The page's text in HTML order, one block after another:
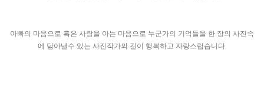
아빠의 마음으로 혹은 사랑을 아는 마음으로 누군가의 기억들을 한 장의 사진속
에 담아낼수 있는 사진작가의 길이 행복하고 자랑스럽습니다.